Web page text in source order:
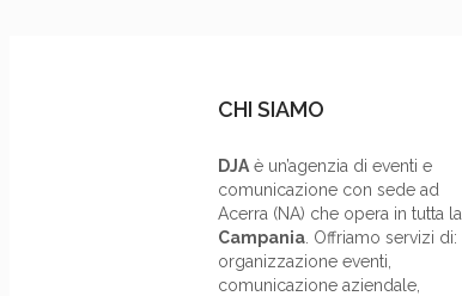
CHI SIAMO
DJA è un’agenzia di eventi e
comunicazione con sede ad
Acerra (NA) che opera in tutta la
Campania . Offriamo servizi di:
organizzazione eventi,
comunicazione aziendale,